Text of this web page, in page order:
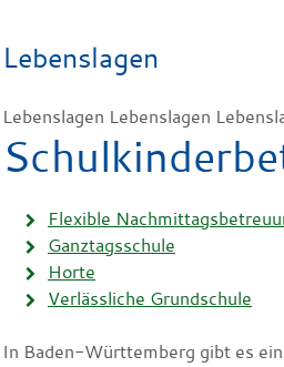
Lebenslagen
Lebenslagen Lebenslagen
Flexible
Ganztagsschule
Horte
Verlässliche Grundschule
In Baden-Württemberg gibt es